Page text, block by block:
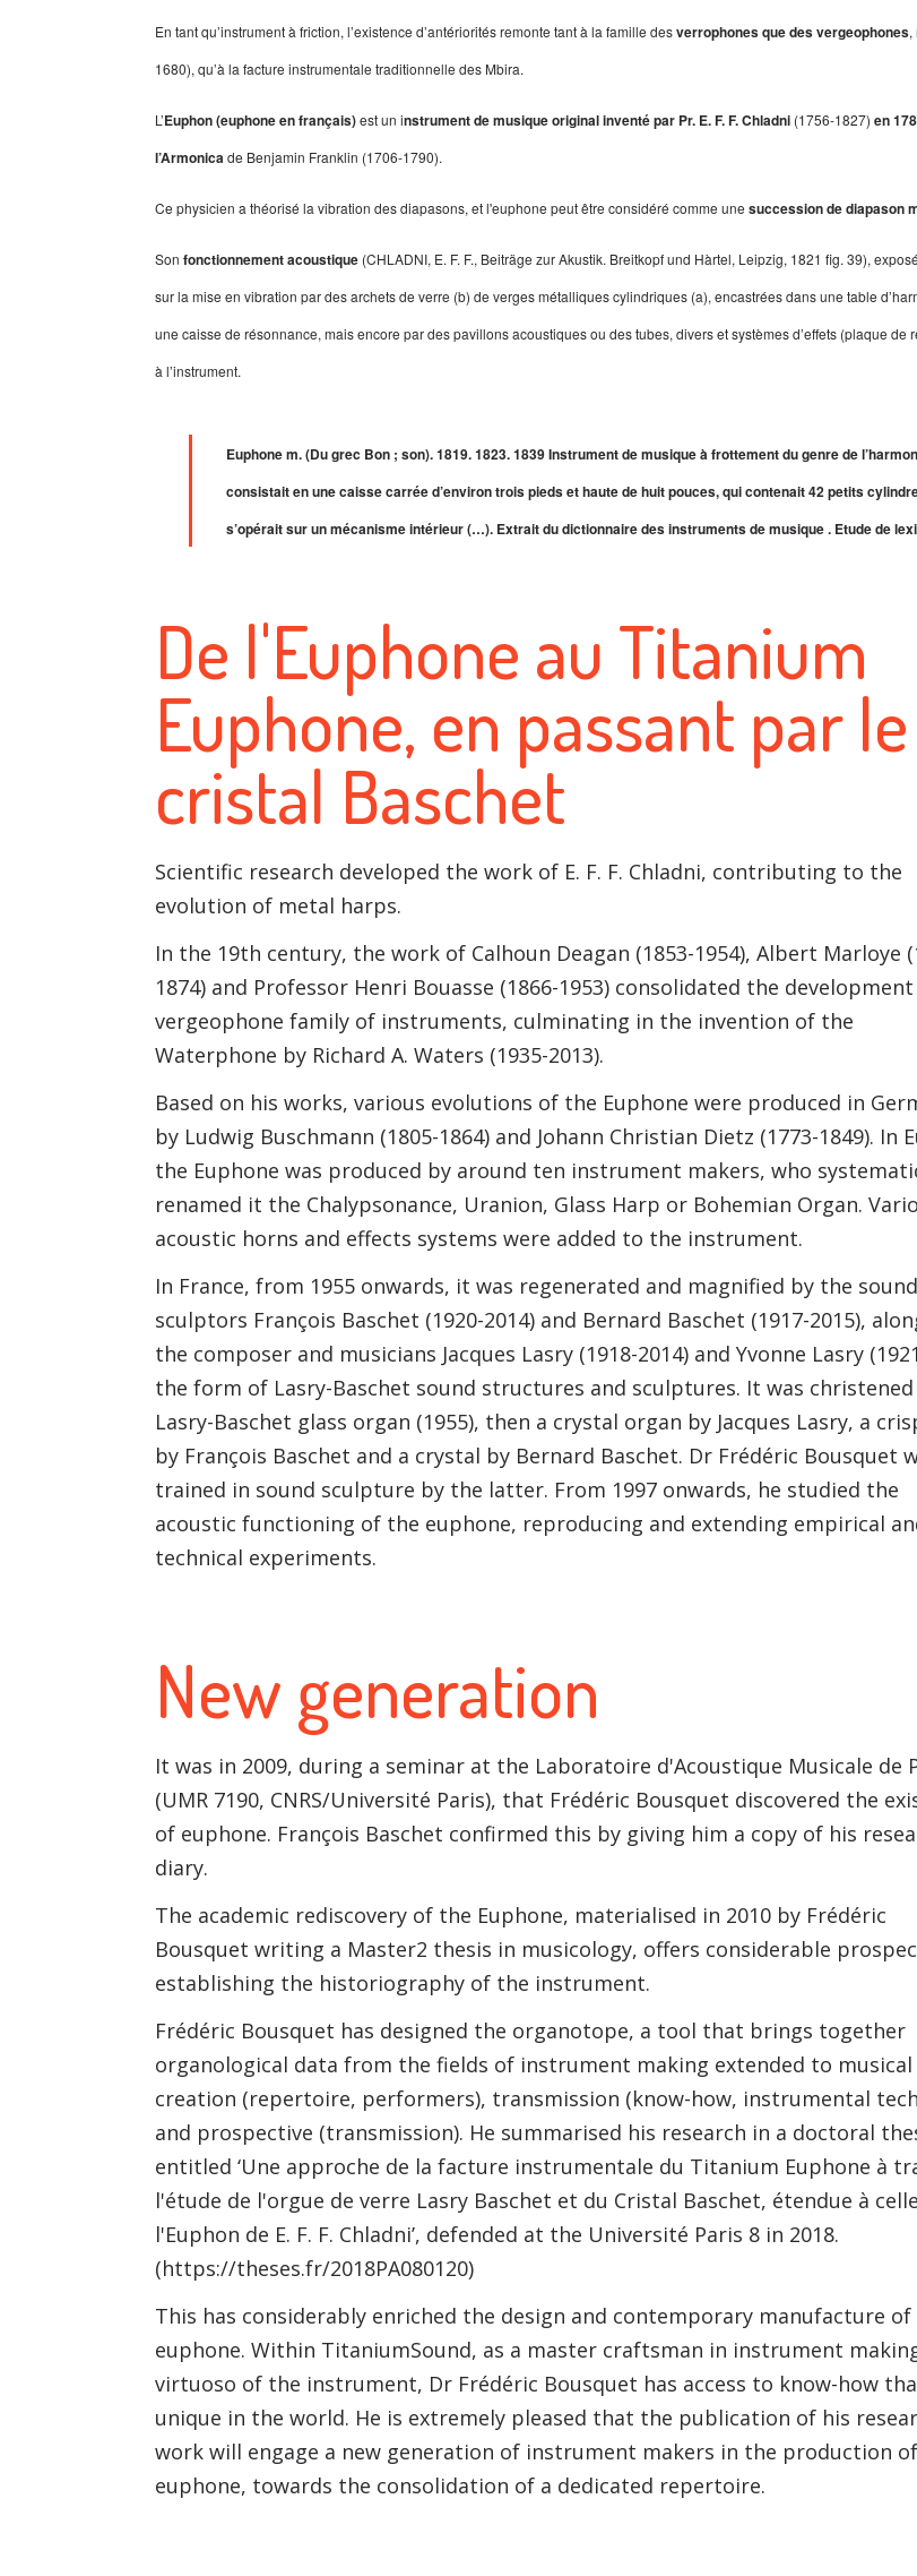
En tant qu’instrument à friction, l’existence d’antériorités remonte tant à la famille desverrophones que des vergeophones,
1680), qu’à la facture instrumentale traditionnelle des Mbira.
L’Euphon (euphone en français)est un instrument de musique original inventé par Pr. E. F. F. Chladni (1756-1827) en
l’Armonicade Benjamin Franklin (1706-1790).
Ce physicien a théorisé la vibration des diapasons, et l'euphone peut être considéré comme une succession de diapason
Son fonctionnement acoustique (CHLADNI, E. F. F., Beiträge zur Akustik. Breitkopf und Hàrtel, Leipzig, 1821 fig. 39),
sur la mise en vibration par des archets de verre (b) de verges métalliques cylindriques (a), encastrées dans une table
une caisse de résonnance, mais encore par des pavillons acoustiques ou des tubes, divers et systèmes d’effets (plaque
à l’instrument.
Euphone m. (Du grec Bon ; son). 1819. 1823. 1839 Instrument de musique à frottement du genre de
consistait en une caisse carrée d’environ trois pieds et haute de huit pouces, qui contenait 42 petits
s’opérait sur un mécanisme intérieur (…). Extrait du dictionnaire des instruments de musique . Etude de
De l'Euphone au Titanium
Euphone, en passant par le
cristal Baschet
Scientific research developed the work of E. F. F. Chladni, contributing to the
evolution of metal harps.
In the 19th century, the work of Calhoun Deagan (1853-1954), Albert Marloye
1874) and Professor Henri Bouasse (1866-1953) consolidated the
vergeophone family of instruments, culminating in the invention of the
Waterphone by Richard A. Waters (1935-2013).
Based on his works, various evolutions of the Euphone were produced in
by Ludwig Buschmann (1805-1864) and Johann Christian Dietz (1773-1849). In
the Euphone was produced by around ten instrument makers, who
renamed it the Chalypsonance, Uranion, Glass Harp or Bohemian Organ.
acoustic horns and effects systems were added to the instrument.
In France, from 1955 onwards, it was regenerated and magnified by the sound
sculptors François Baschet (1920-2014) and Bernard Baschet (1917-2015),
the composer and musicians Jacques Lasry (1918-2014) and Yvonne Lasry
the form of Lasry-Baschet sound structures and sculptures. It was christened
Lasry-Baschet glass organ (1955), then a crystal organ by Jacques Lasry, a
by François Baschet and a crystal by Bernard Baschet. Dr Frédéric Bousquet
trained in sound sculpture by the latter. From 1997 onwards, he studied the
acoustic functioning of the euphone, reproducing and extending empirical
technical experiments.
New generation
It was in 2009, during a seminar at the Laboratoire d'Acoustique Musicale de
(UMR 7190, CNRS/Université Paris), that Frédéric Bousquet discovered the
of euphone. François Baschet confirmed this by giving him a copy of his
diary.
The academic rediscovery of the Euphone, materialised in 2010 by Frédéric
Bousquet writing a Master2 thesis in musicology, offers considerable
establishing the historiography of the instrument.
Frédéric Bousquet has designed the organotope, a tool that brings together
organological data from the fields of instrument making extended to musical
creation (repertoire, performers), transmission (know-how, instrumental
and prospective (transmission). He summarised his research in a doctoral
entitled ‘Une approche de la facture instrumentale du Titanium Euphone à
l'étude de l'orgue de verre Lasry Baschet et du Cristal Baschet, étendue à
l'Euphon de E. F. F. Chladni’, defended at the Université Paris 8 in 2018.
(https://theses.fr/2018PA080120)
This has considerably enriched the design and contemporary manufacture of
euphone. Within TitaniumSound, as a master craftsman in instrument
virtuoso of the instrument, Dr Frédéric Bousquet has access to know-how
unique in the world. He is extremely pleased that the publication of his
work will engage a new generation of instrument makers in the production
euphone, towards the consolidation of a dedicated repertoire.